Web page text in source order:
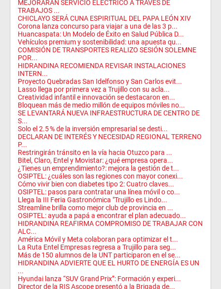
MEJORARÁN SERVICIO ELÉCTRICO A TRAVÉS DE
TRABAJOS ...
CHICLAYO SERÁ CUNA ESPIRITUAL DEL PAPA LEÓN XIV
Corona lanza concurso para viajar a una de las 3 p...
Huancaspata: Un Modelo de Éxito en Salud Pública D...
Vehículos premium y sostenibilidad: una apuesta qu...
COMISIÓN DE TRANSPORTES REALIZO SESIÓN SOLEMNE
POR...
HIDRANDINA RECOMIENDA REVISAR INSTALACIONES
INTERN...
Proyecto Quebradas San Idelfonso y San Carlos evit...
Lasso llega por primera vez a Trujillo con su acla...
Creatividad infantil e innovación se destacaron en...
Bloquean más de medio millón de equipos móviles no...
SE LEVANTARÁ NUEVA INFRAESTRUCTURA DE CENTRO DE
S...
Solo el 2.5 % de la inversión empresarial se desti...
DECLARAN DE INTERÉS Y NECESIDAD REGIONAL TERRENO
P...
Restringirán tránsito en la vía hacia Otuzco para ...
Bitel, Claro, Entel y Movistar: ¿qué empresa opera...
¿Tienes un emprendimiento?: mejora la gestión de t...
OSIPTEL: ¿cuáles son las regiones con mayor conexi...
Cómo vivir bien con diabetes tipo 2: Cuatro claves...
OSIPTEL: pasos para contratar una línea móvil o co...
Llega la III Feria Gastronómica "Trujillo es Lindo...
Streamline brilla como mejor club de provincia en ...
OSIPTEL: ayuda a papá a encontrar el plan adecuado...
HIDRANDINA REAFIRMA COMPROMISO DE TRABAJAR CON
ALC...
América Móvil y Meta colaboran para optimizar el t...
La Ruta Entel Empresas regresa a Trujillo para seg...
Más de 150 alumnos de la UNT participaron en el se...
HIDRANDINA ADVIERTE QUE EL HURTO DE ENERGÍA ES UN
...
Hyundai lanza “SUV Grand Prix”: Formación y experi...
Director de la RIS Ascope presentó a la Brigada de...